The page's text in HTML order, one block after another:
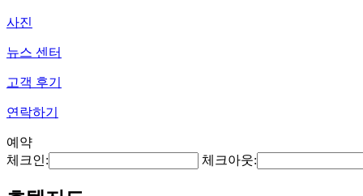
사진
뉴스 센터
고객 후기
연락하기
예약
체크인:
체크아웃: